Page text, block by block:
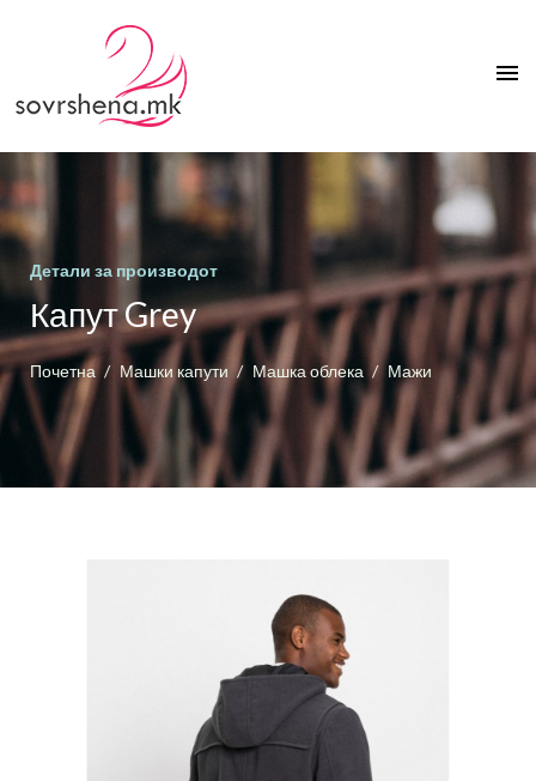
menu
Детали за производот
Капут Grey
Почетна Машки капути Машка облека Мажи